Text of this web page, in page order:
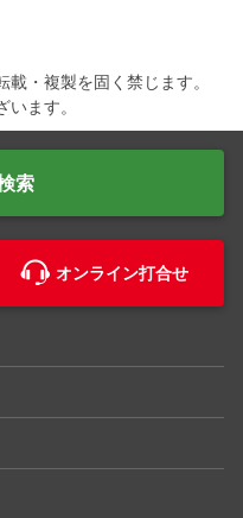
・複製を固く禁じます。
ます。
索
オンライン打合せ